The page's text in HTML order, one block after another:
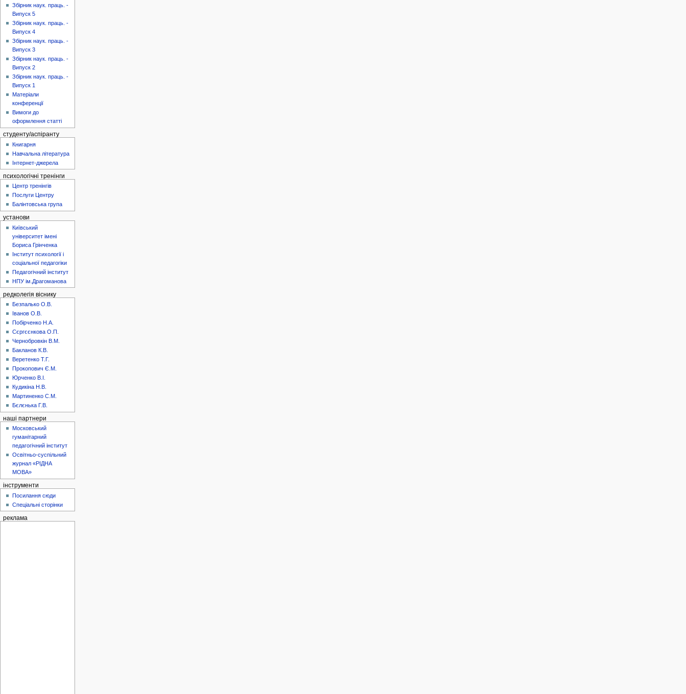
Збірник наук. праць. -
Випуск 5
Збірник наук. праць. -
Випуск 4
Збірник наук. праць. -
Випуск 3
Збірник наук. праць. -
Випуск 2
Збірник наук. праць. -
Випуск 1
Матеріали
конференції
Вимоги до
оформлення статті
студенту/аспіранту
Книгарня
Навчальна література
Інтернет-джерела
психологічні тренінги
Центр тренінгів
Послуги Центру
Балінтовська група
установи
Київський
університет імені
Бориса Грінченка
Інститут психології і
соціальної педагогіки
Педагогічний інститут
НПУ ім.Драгоманова
редколегія віснику
Безпалько О.В.
Іванов О.В.
Побірченко Н.А.
Сєргєєнкова О.П.
Чернобровкін В.М.
Бакланов К.В.
Веретенко Т.Г.
Прокопович Є.М.
Юрченко В.І.
Кудикіна Н.В.
Мартиненко С.М.
Бєлєнька Г.В.
наші партнери
Московський
гуманітарний
педагогічний інститут
Освітньо-суспільний
журнал «РІДНА
МОВА»
інструменти
Посилання сюди
Спеціальні сторінки
реклама